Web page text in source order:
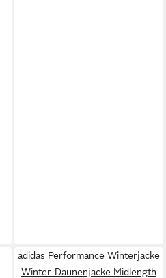
adidas Performance Winterjacke
Winter-Daunenjacke Midlength